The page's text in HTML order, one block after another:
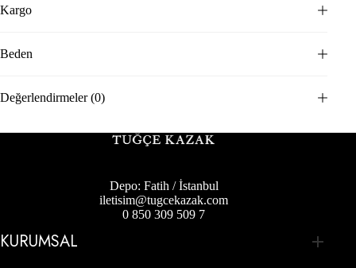
Kargo
Beden
Değerlendirmeler (0)
Depo: Fatih / İstanbul
iletisim@tugcekazak.com
0 850 309 509 7
KURUMSAL